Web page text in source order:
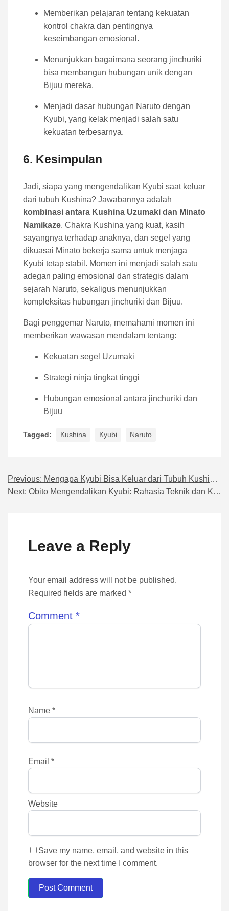
Memberikan pelajaran tentang kekuatan
kontrol chakra dan pentingnya
keseimbangan emosional.
Menunjukkan bagaimana seorang jinchūriki
bisa membangun hubungan unik dengan
Bijuu mereka.
Menjadi dasar hubungan Naruto dengan
Kyubi, yang kelak menjadi salah satu
kekuatan terbesarnya.
6. Kesimpulan
Jadi, siapa yang mengendalikan Kyubi saat keluar
dari tubuh Kushina? Jawabannya adalah
kombinasi antara Kushina Uzumaki dan Minato
Namikaze. Chakra Kushina yang kuat, kasih
sayangnya terhadap anaknya, dan segel yang
dikuasai Minato bekerja sama untuk menjaga
Kyubi tetap stabil. Momen ini menjadi salah satu
adegan paling emosional dan strategis dalam
sejarah Naruto, sekaligus menunjukkan
kompleksitas hubungan jinchūriki dan Bijuu.
Bagi penggemar Naruto, memahami momen ini
memberikan wawasan mendalam tentang:
Kekuatan segel Uzumaki
Strategi ninja tingkat tinggi
Hubungan emosional antara jinchūriki dan
Bijuu
Tagged: Kushina Kyubi Naruto
Navigasi pos
Previous: Mengapa Kyubi Bisa Keluar dari Tubuh Kushina Uzumaki?
Next: Obito Mengendalikan Kyubi: Rahasia Teknik dan Kekuatan Tersembunyi
Leave a Reply
Your email address will not be published.
Required fields are marked *
Comment *
Name *
Email *
Website
Save my name, email, and website in this
browser for the next time I comment.
Post Comment